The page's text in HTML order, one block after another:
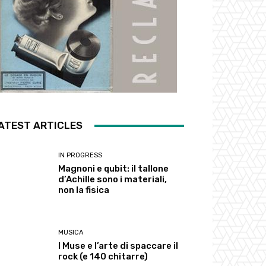
ARTICLES
IN PROGRESS
Magnoni e qubit: il tallone
d’Achille sono i materiali,
non la fisica
MUSICA
I Muse e l’arte di spaccare il
rock (e 140 chitarre)